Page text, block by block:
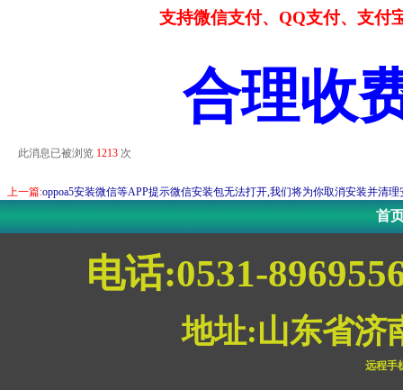
支持微信支付、QQ支付、支付
合理收
此消息已被浏览 1213 次
上一篇:oppoa5安装微信等APP提示微信安装包无法打开,我们将为你取消安装并清理
首
电话:0531-
地址:山东省济
远程手